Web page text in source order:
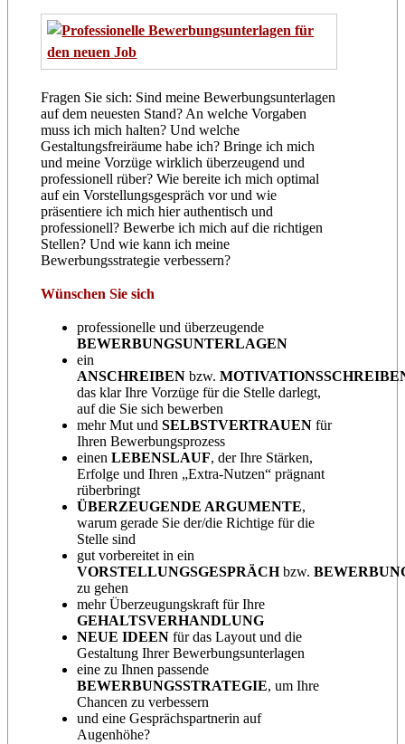
Fragen Sie sich: Sind meine Bewerbungsunterlagen
auf dem neuesten Stand? An welche Vorgaben
muss ich mich halten? Und welche
Gestaltungsfreiräume habe ich? Bringe ich mich
und meine Vorzüge wirklich überzeugend und
professionell rüber? Wie bereite ich mich optimal
auf ein Vorstellungsgespräch vor und wie
präsentiere ich mich hier authentisch und
professionell? Bewerbe ich mich auf die richtigen
Stellen? Und wie kann ich meine
Bewerbungsstrategie verbessern?
Wünschen Sie sich
professionelle und überzeugende
BEWERBUNGSUNTERLAGEN
ein
ANSCHREIBEN bzw.
das klar Ihre Vorzüge für die Stelle darlegt,
auf die Sie sich bewerben
mehr Mut undSELBSTVERTRAUEN für
Ihren Bewerbungsprozess
einenLEBENSLAUF, der Ihre Stärken,
Erfolge und Ihren „Extra-Nutzen“ prägnant
rüberbringt
ÜBERZEUGENDE ARGUMENTE,
warum gerade Sie der/die Richtige für die
Stelle sind
gut vorbereitet in ein
VORSTELLUNGSGESPRÄCHbzw.
zu gehen
mehr Überzeugungskraft für Ihre
GEHALTSVERHANDLUNG
NEUE IDEEN für das Layout und die
Gestaltung Ihrer Bewerbungsunterlagen
eine zu Ihnen passende
BEWERBUNGSSTRATEGIE, um Ihre
Chancen zu verbessern
und eine Gesprächspartnerin auf
Augenhöhe?